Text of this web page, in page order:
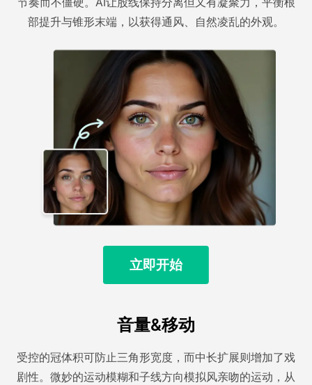
部提升与锥形末端，以获得通风、自然凌乱的外观。
立即开始
音量&移动
受控的冠体积可防止三角形宽度，而中长扩展则增加了戏
剧性。微妙的运动模糊和子线方向模拟风亲吻的运动，从